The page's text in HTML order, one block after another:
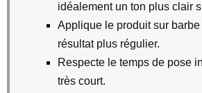
idéalement un ton plus clair
Applique le produit sur
résultat plus régulier.
Respecte le temps de pose
très court.